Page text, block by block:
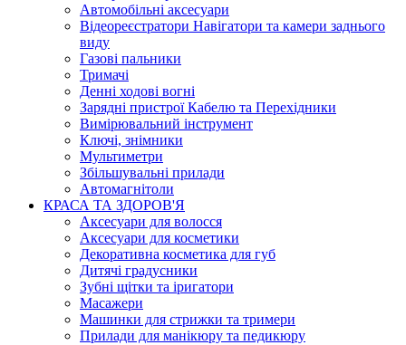
Автомобільні аксесуари
Відеореєстратори Навігатори та камери заднього
виду
Газові пальники
Тримачі
Денні ходові вогні
Зарядні пристрої Кабелю та Перехідники
Вимірювальний інструмент
Ключі, знімники
Мультиметри
Збільшувальні прилади
Автомагнітоли
КРАСА ТА ЗДОРОВ'Я
Аксесуари для волосся
Аксесуари для косметики
Декоративна косметика для губ
Дитячі градусники
Зубні щітки та іригатори
Масажери
Машинки для стрижки та тримери
Прилади для манікюру та педикюру